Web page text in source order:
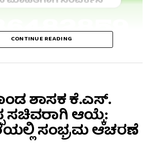
CONTINUE READING
ಶಾಸಕ ಕೆ.ಎಸ್.
ಸಚಿವರಾಗಿ ಆಯ್ಕೆ:
ಸಂಭ್ರಮ ಆಚರಣೆ